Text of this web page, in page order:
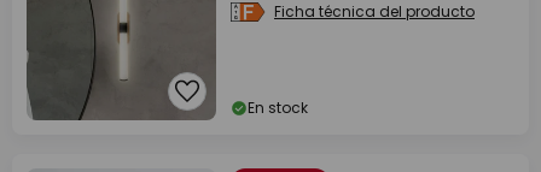
Ficha técnica del producto
En stock